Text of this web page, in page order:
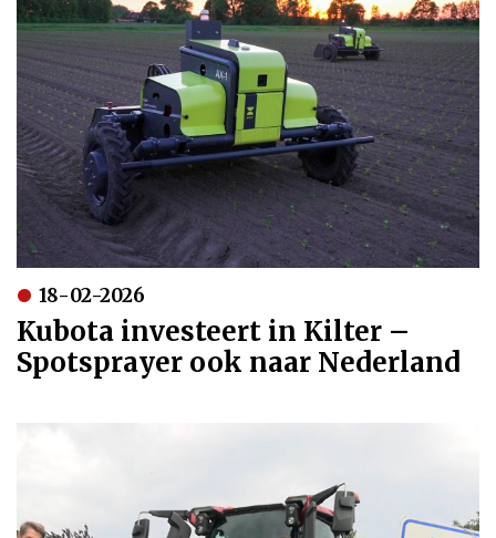
18-02-2026
Kubota investeert in Kilter –
Spotsprayer ook naar Nederland